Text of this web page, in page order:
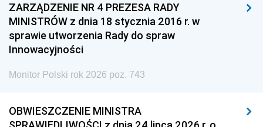
ZARZĄDZENIE NR 4 PREZESA RADY
MINISTRÓW z dnia 18 stycznia 2016 r. w
sprawie utworzenia Rady do spraw
Innowacyjności
Monitor Polski rok 2026 poz. 743
OBWIESZCZENIE MINISTRA